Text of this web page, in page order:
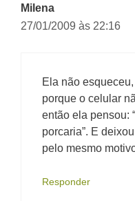
Milena
27/01/2009 às 22:16
Ela não
porque o celular
então ela pensou:
porcaria”. E
pelo mesmo
Responder